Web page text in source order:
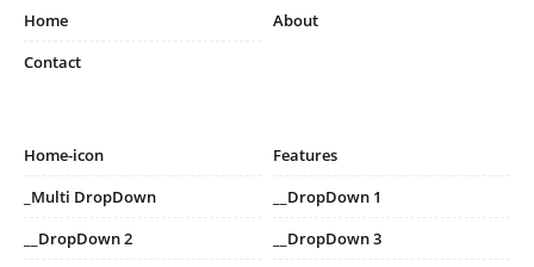
Home
About
Contact
Home-icon
Features
_Multi DropDown
__DropDown 1
__DropDown 2
__DropDown 3